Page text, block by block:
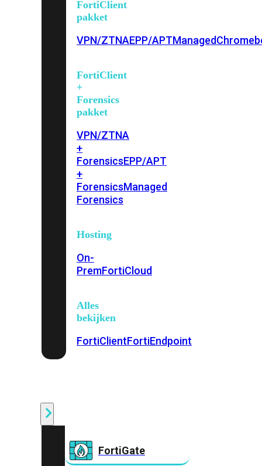
FortiClient
pakket
VPN/ZTNAEPP/APTManaged
FortiClient
+
Forensics
pakket
VPN/ZTNA
+
ForensicsEPP/APT
+
ForensicsManaged
Forensics
Hosting
On-
PremFortiCloud
Alles
bekijken
FortiClientFortiEndpoint
FortiGate